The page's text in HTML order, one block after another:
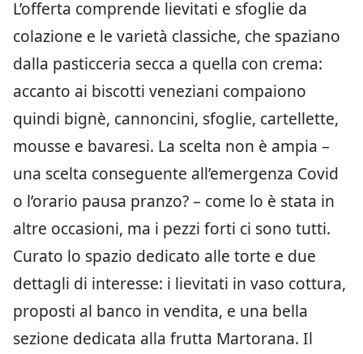
L’offerta comprende lievitati e sfoglie da
colazione e le varietà classiche, che spaziano
dalla pasticceria secca a quella con crema:
accanto ai biscotti veneziani compaiono
quindi bignè, cannoncini, sfoglie, cartellette,
mousse e bavaresi. La scelta non è ampia –
una scelta conseguente all’emergenza Covid
o l’orario pausa pranzo? – come lo è stata in
altre occasioni, ma i pezzi forti ci sono tutti.
Curato lo spazio dedicato alle torte e due
dettagli di interesse: i lievitati in vaso cottura,
proposti al banco in vendita, e una bella
sezione dedicata alla frutta Martorana. Il